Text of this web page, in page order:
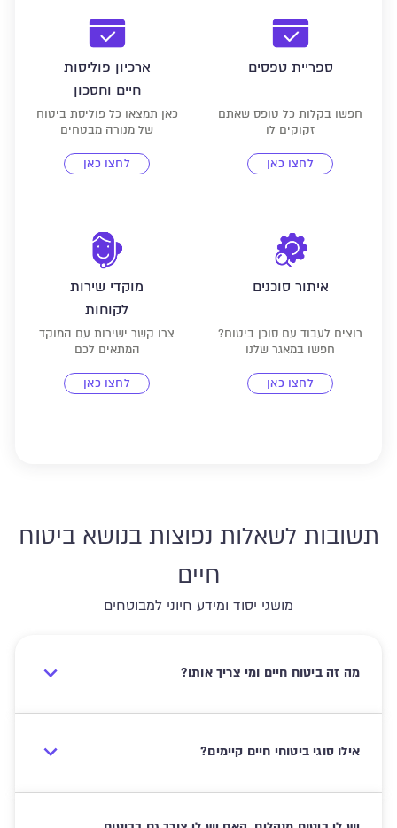
ספריית טפסים
חפשו בקלות כל טופס שאתם
זקוקים לו
לחצו כאן
ארכיון פוליסות
חיים וחסכון
כאן תמצאו כל פוליסת ביטוח
של מנורה מבטחים
לחצו כאן
איתור סוכנים
רוצים לעבוד עם סוכן ביטוח?
חפשו במאגר שלנו
לחצו כאן
מוקדי שירות
לקוחות
צרו קשר ישירות עם המוקד
המתאים לכם
לחצו כאן
תשובות לשאלות נפוצות בנושא ביטוח
חיים
מושגי יסוד ומידע חיוני למבוטחים
מה זה ביטוח חיים ומי צריך אותו?
אילו סוגי ביטוחי חיים קיימים?